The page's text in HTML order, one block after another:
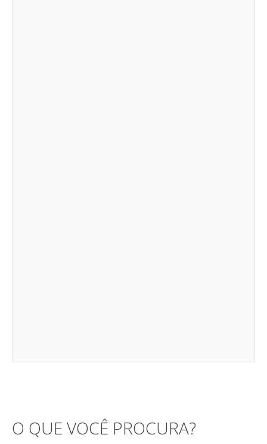
O QUE VOCÊ PROCURA?